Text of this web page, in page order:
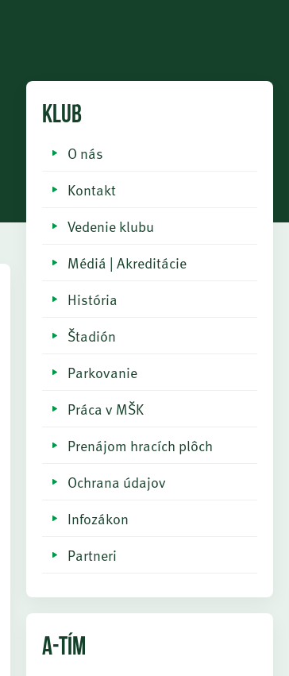
KLUB
O nás
Kontakt
Vedenie klubu
Médiá | Akreditácie
História
Štadión
Parkovanie
Práca v MŠK
Prenájom hracích plôch
Ochrana údajov
Infozákon
Partneri
A-TÍM